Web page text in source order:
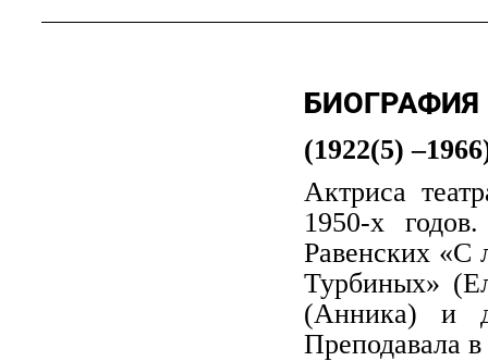
БИОГРАФИЯ
(1922(5)
Актриса
1950-х
Равенских
Турбиных»
(Анника) и
Преподавала